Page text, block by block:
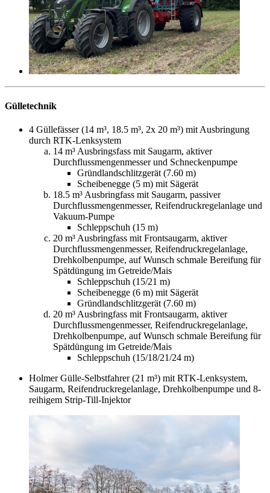
Gülletechnik
4 Güllefässer (14 m³, 18.5 m³, 2x 20 m³) mit Ausbringung
durch RTK-Lenksystem
14 m³ Ausbringsfass mit Saugarm, aktiver
Durchflussmengenmesser und Schneckenpumpe
Gründlandschlitzgerät (7.60 m)
Scheibenegge (5 m) mit Sägerät
18.5 m³ Ausbringfass mit Saugarm, passiver
Durchflussmengenmesser, Reifendruckregelanlage und
Vakuum-Pumpe
Schleppschuh (15 m)
20 m³ Ausbringfass mit Frontsaugarm, aktiver
Durchflussmengenmesser, Reifendruckregelanlage,
Drehkolbenpumpe, auf Wunsch schmale Bereifung für
Spätdüngung im Getreide/Mais
Schleppschuh (15/21 m)
Scheibenegge (6 m) mit Sägerät
Gründlandschlitzgerät (7.60 m)
20 m³ Ausbringfass mit Frontsaugarm, aktiver
Durchflussmengenmesser, Reifendruckregelanlage,
Drehkolbenpumpe, auf Wunsch schmale Bereifung für
Spätdüngung im Getreide/Mais
Schleppschuh (15/18/21/24 m)
Holmer Gülle-Selbstfahrer (21 m³) mit RTK-Lenksystem,
Saugarm, Reifendruckregelanlage, Drehkolbenpumpe und 8-
reihigem Strip-Till-Injektor